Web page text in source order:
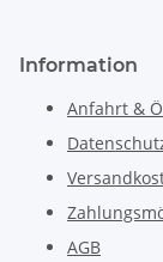
Information
Anfahrt &
AGB